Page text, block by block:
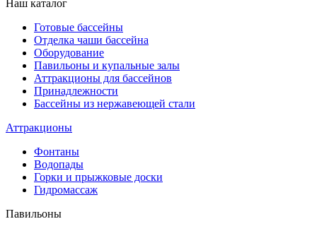
Наш каталог
Готовые бассейны
Отделка чаши бассейна
Оборудование
Павильоны и купальные залы
Аттракционы для бассейнов
Принадлежности
Бассейны из нержавеющей стали
Аттракционы
Фонтаны
Водопады
Горки и прыжковые доски
Гидромассаж
Павильоны